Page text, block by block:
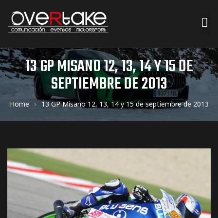
13 GP MISANO 12, 13, 14 Y 15 DE
SEPTIEMBRE DE 2013
Home 13 GP Misano 12, 13, 14 y 15 de septiembre de 2013